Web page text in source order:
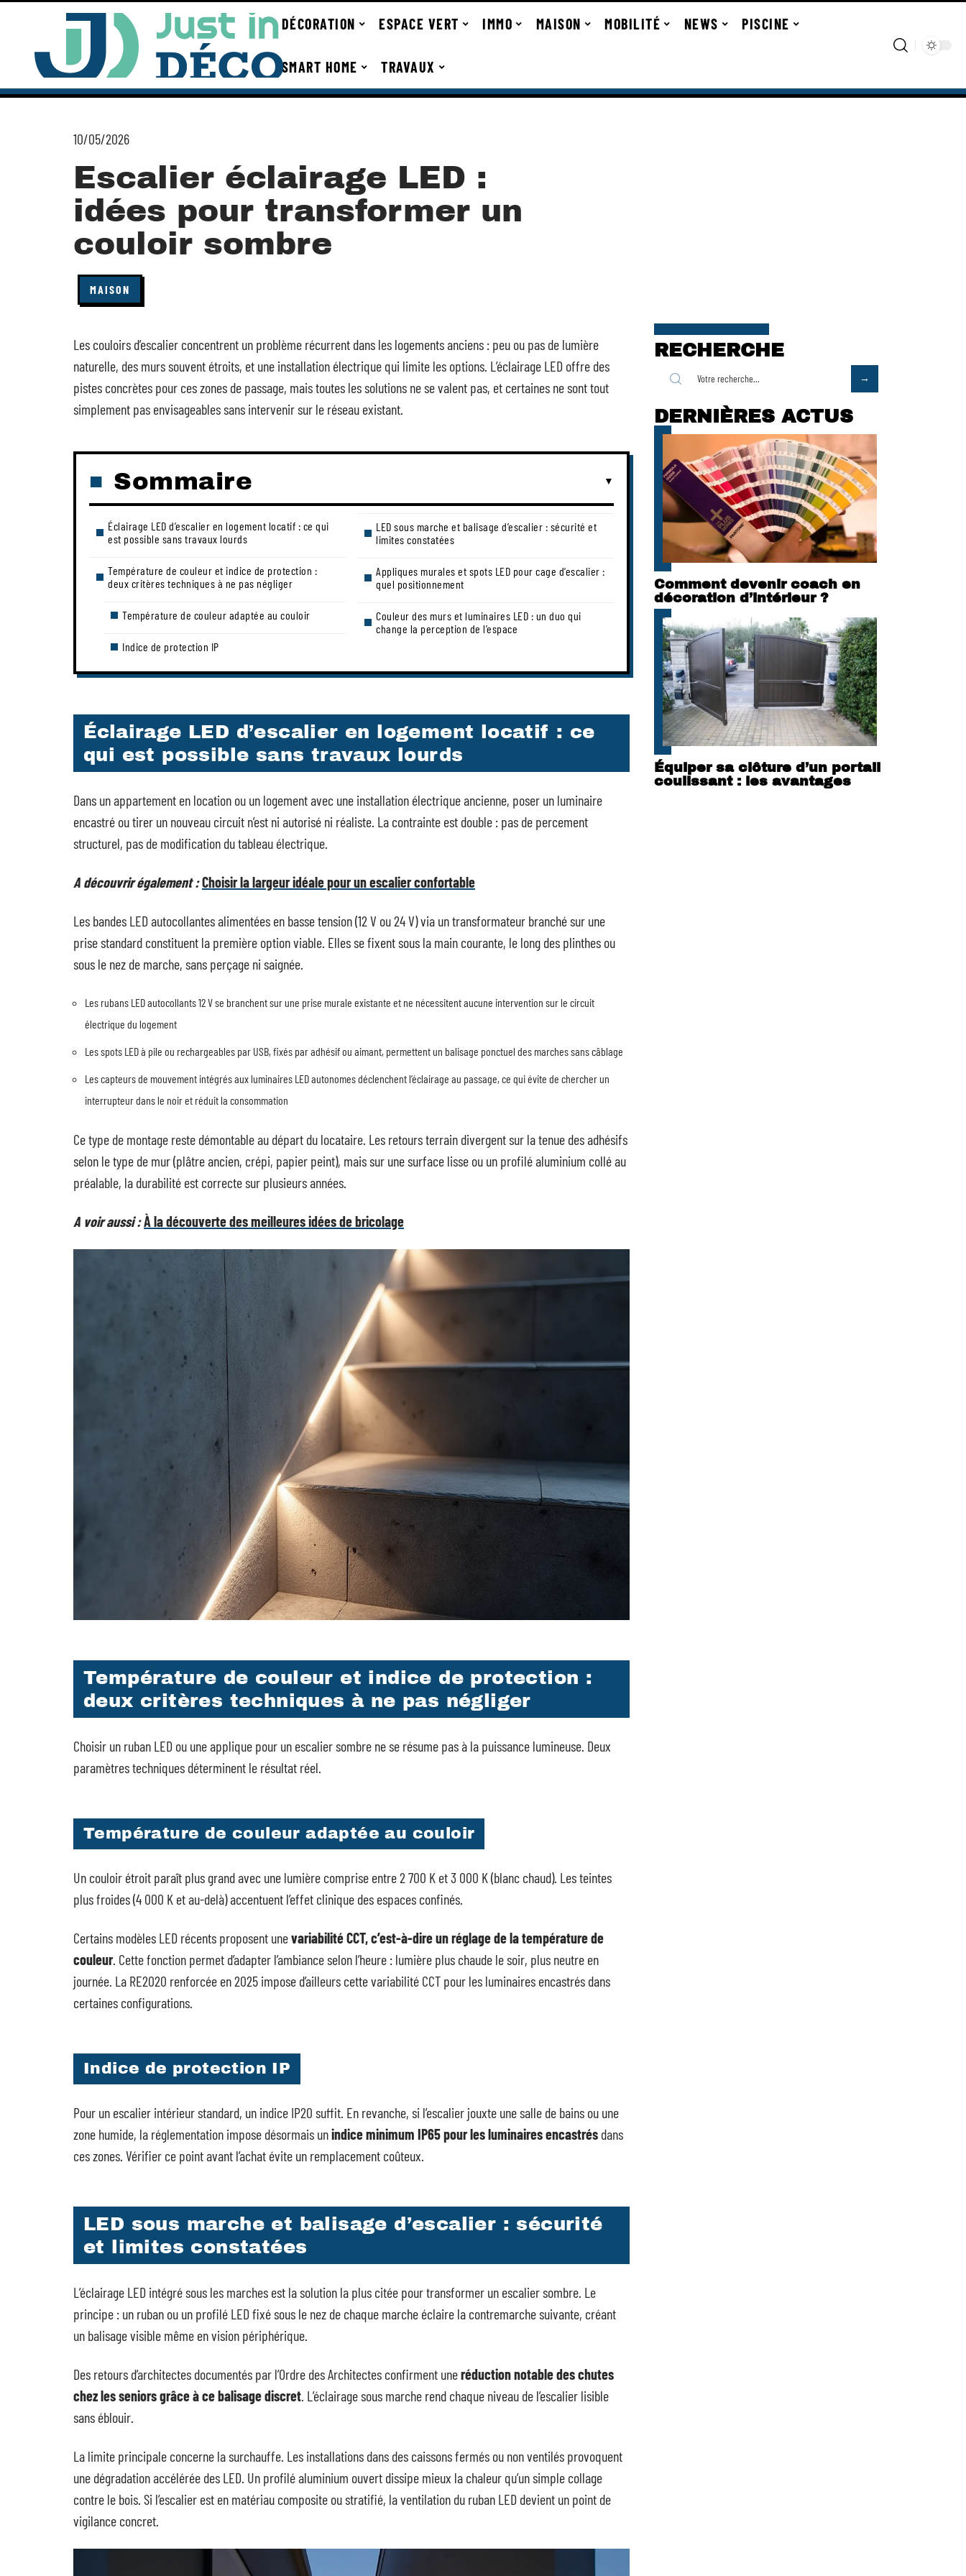
DÉCORATION ESPACE VERT IMMO MAISON MOBILITÉ NEWS PISCINE
SMART HOME TRAVAUX
10/05/2026
Escalier éclairage LED :
idées pour transformer un
couloir sombre
MAISON
Les couloirs d’escalier concentrent un problème récurrent dans les logements anciens : peu ou pas de lumière
naturelle, des murs souvent étroits, et une installation électrique qui limite les options. L’éclairage LED offre des
pistes concrètes pour ces zones de passage, mais toutes les solutions ne se valent pas, et certaines ne sont tout
simplement pas envisageables sans intervenir sur le réseau existant.
Sommaire
Éclairage LED d’escalier en logement locatif : ce qui
est possible sans travaux lourds
Température de couleur et indice de protection :
deux critères techniques à ne pas négliger
Température de couleur adaptée au couloir
Indice de protection IP
LED sous marche et balisage d’escalier : sécurité et
limites constatées
Appliques murales et spots LED pour cage d’escalier :
quel positionnement
Couleur des murs et luminaires LED : un duo qui
change la perception de l’espace
Éclairage LED d’escalier en logement locatif : ce
qui est possible sans travaux lourds
Dans un appartement en location ou un logement avec une installation électrique ancienne, poser un luminaire
encastré ou tirer un nouveau circuit n’est ni autorisé ni réaliste. La contrainte est double : pas de percement
structurel, pas de modification du tableau électrique.
A découvrir également :Choisir la largeur idéale pour un escalier confortable
Les bandes LED autocollantes alimentées en basse tension (12 V ou 24 V) via un transformateur branché sur une
prise standard constituent la première option viable. Elles se fixent sous la main courante, le long des plinthes ou
sous le nez de marche, sans perçage ni saignée.
Les rubans LED autocollants 12 V se branchent sur une prise murale existante et ne nécessitent aucune intervention sur le circuit
électrique du logement
Les spots LED à pile ou rechargeables par USB, fixés par adhésif ou aimant, permettent un balisage ponctuel des marches sans câblage
Les capteurs de mouvement intégrés aux luminaires LED autonomes déclenchent l’éclairage au passage, ce qui évite de chercher un
interrupteur dans le noir et réduit la consommation
Ce type de montage reste démontable au départ du locataire. Les retours terrain divergent sur la tenue des adhésifs
selon le type de mur (plâtre ancien, crépi, papier peint), mais sur une surface lisse ou un profilé aluminium collé au
préalable, la durabilité est correcte sur plusieurs années.
A voir aussi :À la découverte des meilleures idées de bricolage
Température de couleur et indice de protection :
deux critères techniques à ne pas négliger
Choisir un ruban LED ou une applique pour un escalier sombre ne se résume pas à la puissance lumineuse. Deux
paramètres techniques déterminent le résultat réel.
Température de couleur adaptée au couloir
Un couloir étroit paraît plus grand avec une lumière comprise entre 2 700 K et 3 000 K (blanc chaud). Les teintes
plus froides (4 000 K et au-delà) accentuent l’effet clinique des espaces confinés.
Certains modèles LED récents proposent unevariabilité CCT, c’est-à-dire un réglage de la température de
couleur. Cette fonction permet d’adapter l’ambiance selon l’heure : lumière plus chaude le soir, plus neutre en
journée. La RE2020 renforcée en 2025 impose d’ailleurs cette variabilité CCT pour les luminaires encastrés dans
certaines configurations.
Indice de protection IP
Pour un escalier intérieur standard, un indice IP20 suffit. En revanche, si l’escalier jouxte une salle de bains ou une
zone humide, la réglementation impose désormais unindice minimum IP65 pour les luminaires encastrés dans
ces zones. Vérifier ce point avant l’achat évite un remplacement coûteux.
LED sous marche et balisage d’escalier : sécurité
et limites constatées
L’éclairage LED intégré sous les marches est la solution la plus citée pour transformer un escalier sombre. Le
principe : un ruban ou un profilé LED fixé sous le nez de chaque marche éclaire la contremarche suivante, créant
un balisage visible même en vision périphérique.
Des retours d’architectes documentés par l’Ordre des Architectes confirment uneréduction notable des chutes
chez les seniors grâce à ce balisage discret. L’éclairage sous marche rend chaque niveau de l’escalier lisible
sans éblouir.
La limite principale concerne la surchauffe. Les installations dans des caissons fermés ou non ventilés provoquent
une dégradation accélérée des LED. Un profilé aluminium ouvert dissipe mieux la chaleur qu’un simple collage
contre le bois. Si l’escalier est en matériau composite ou stratifié, la ventilation du ruban LED devient un point de
vigilance concret.
RECHERCHE
DERNIÈRES ACTUS
Comment devenir coach en
décoration d’intérieur ?
Équiper sa clôture d’un portail
coulissant : les avantages